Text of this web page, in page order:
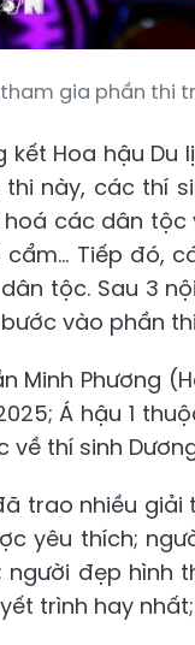
gia phần thi
kết Hoa hậu
này, các thí
các dân
Tiếp đó,
tộc. Sau 3
vào phần
Minh Phương
Á hậu 1
về thí sinh
trao nhiều
yêu thích;
người đẹp hình
trình hay